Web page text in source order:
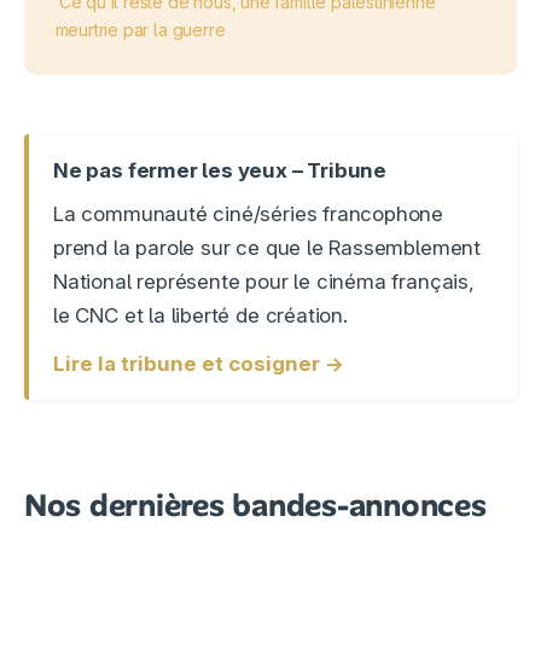
meurtrie par la guerre
Ne pas fermer les yeux – Tribune
La communauté ciné/séries francophone
prend la parole sur ce que le Rassemblement
National représente pour le cinéma français,
le CNC et la liberté de création.
Lire la tribune et cosigner →
Nos dernières bandes-annonces